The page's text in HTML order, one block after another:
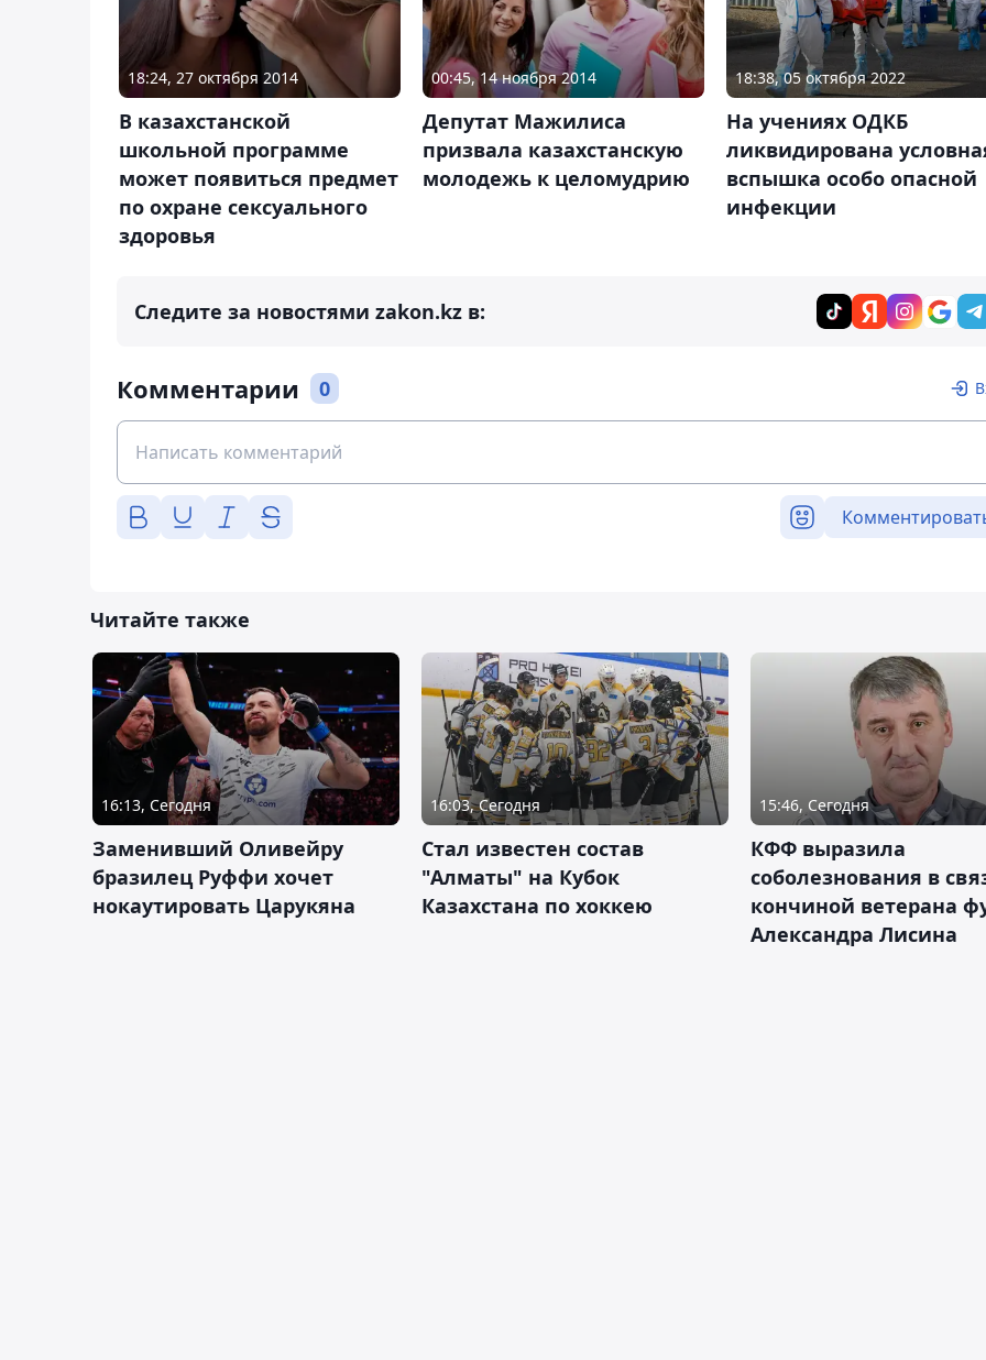
18:24, 27 октября 2014
В казахстанской
школьной программе
может появиться предмет
по охране сексуального
здоровья
00:45, 14 ноября 2014
Депутат Мажилиса
призвала казахстанскую
молодежь к целомудрию
18:38, 05 октября 2022
На учениях ОДКБ
ликвидирована
вспышка особо опасной
инфекции
Следите за новостями zakon.kz в:
Комментарии 0
Читайте также
16:13, Сегодня
Заменивший Оливейру
бразилец Руффи хочет
нокаутировать Царукяна
16:03, Сегодня
Стал известен состав
"Алматы" на Кубок
Казахстана по хоккею
15:46, Сегодня
КФФ выразила
соболезнования в
кончиной ветерана
Александра Лисина